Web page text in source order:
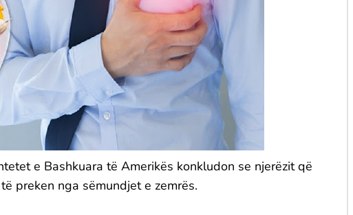
e Bashkuara të Amerikës konkludon se njerëzit që
preken nga sëmundjet e zemrës.